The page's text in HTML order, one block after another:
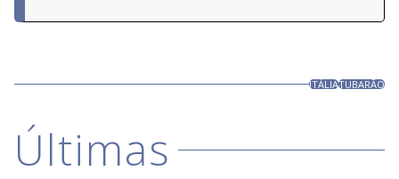
ITÁLIATUBARÃO
Últimas